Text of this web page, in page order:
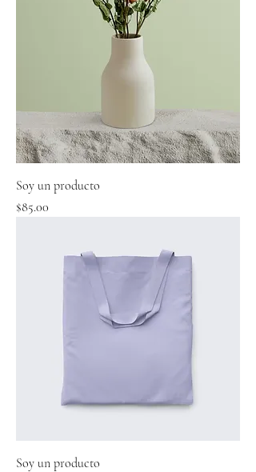
Soy un producto
Precio
$85.00
Soy un producto